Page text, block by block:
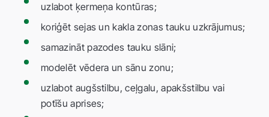
uzlabot ķermeņa kontūras;
koriģēt sejas un kakla zonas tauku uzkrājumus;
samazināt pazodes tauku slāni;
modelēt vēdera un sānu zonu;
uzlabot augšstilbu, ceļgalu, apakšstilbu vai
potīšu aprises;